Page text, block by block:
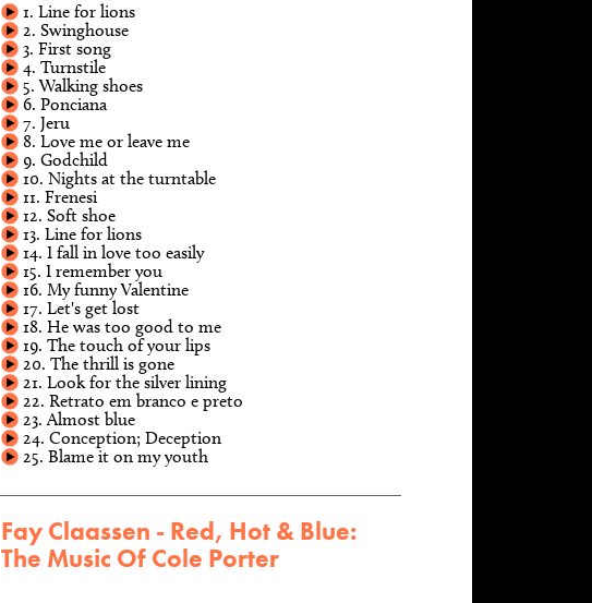
1. Line for lions
2. Swinghouse
3. First song
4. Turnstile
5. Walking shoes
6. Ponciana
7. Jeru
8. Love me or leave me
9. Godchild
10. Nights at the turntable
11. Frenesi
12. Soft shoe
13. Line for lions
14. I fall in love too easily
15. I remember you
16. My funny Valentine
17. Let's get lost
18. He was too good to me
19. The touch of your lips
20. The thrill is gone
21. Look for the silver lining
22. Retrato em branco e preto
23. Almost blue
24. Conception; Deception
25. Blame it on my youth
Fay Claassen - Red, Hot & Blue:
The Music Of Cole Porter